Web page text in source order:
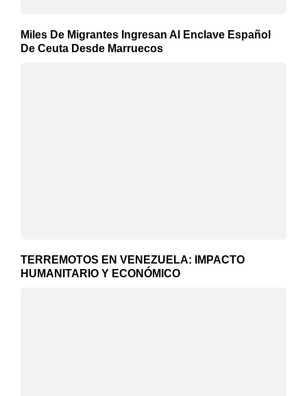
Miles De Migrantes Ingresan Al Enclave Español
De Ceuta Desde Marruecos
TERREMOTOS EN VENEZUELA: IMPACTO
HUMANITARIO Y ECONÓMICO